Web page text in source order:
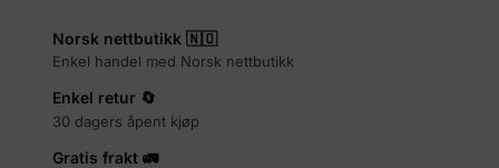
Norsk nettbutikk 🇳🇴
Enkel handel med Norsk nettbutikk
Enkel retur 🔄
30 dagers åpent kjøp
Gratis frakt 🚛